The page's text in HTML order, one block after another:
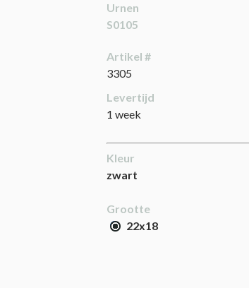
Urnen
S0105
Artikel #
3305
Levertijd
1 week
Kleur
zwart
Grootte
22x18